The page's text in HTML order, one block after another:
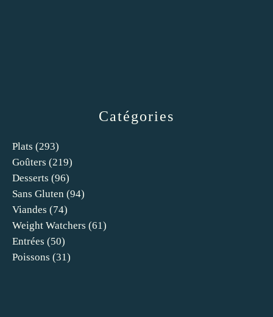
Catégories
Plats (293)
Goûters (219)
Desserts (96)
Sans Gluten (94)
Viandes (74)
Weight Watchers (61)
Entrées (50)
Poissons (31)